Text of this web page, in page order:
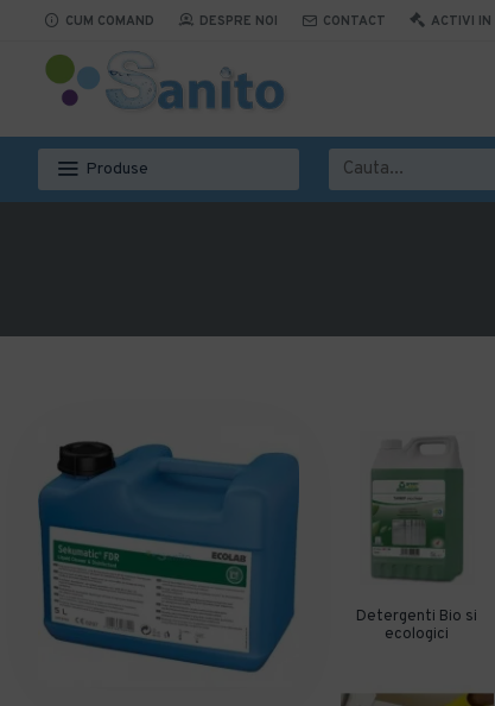
CUM COMAND DESPRE NOI CONTACT ACTIVI IN
Produse
Detergenti Bio si
ecologici